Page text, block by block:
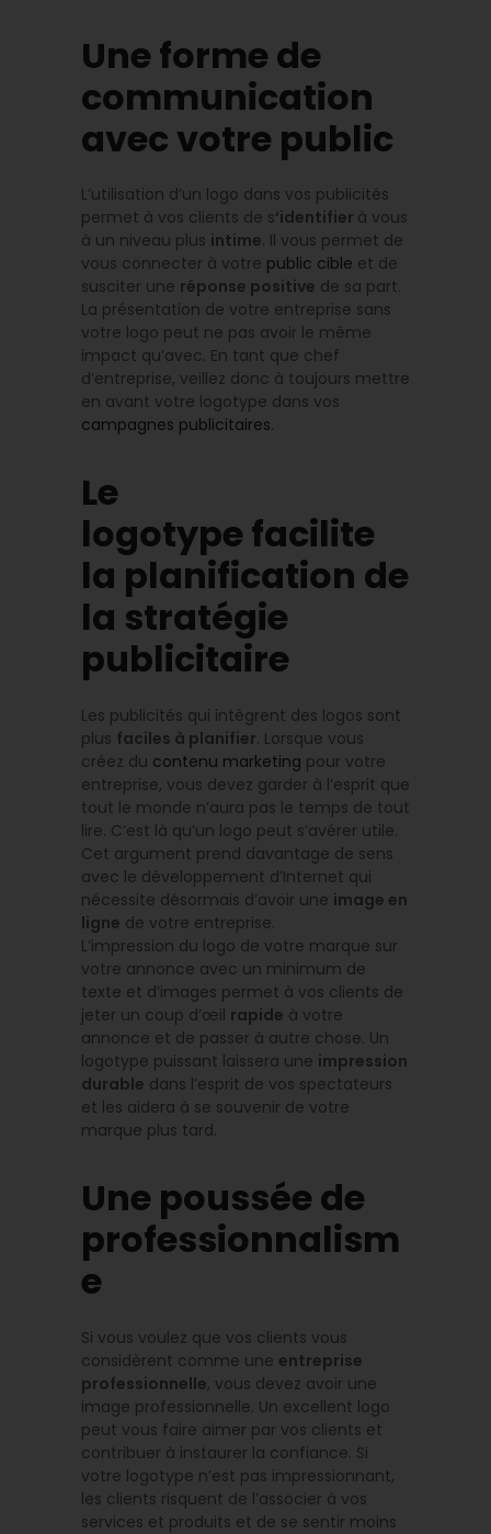
Une forme de
communication
avec votre public
L’utilisation d’un logo dans vos publicités
permet à vos clients de s‘identifier à vous
à un niveau plus intime. Il vous permet de
vous connecter à votre public cible et de
susciter une réponse positive de sa part.
La présentation de votre entreprise sans
votre logo peut ne pas avoir le même
impact qu’avec. En tant que chef
d’entreprise, veillez donc à toujours mettre
en avant votre logotype dans vos
campagnes publicitaires.
Le
logotype facilite
la planification de
la stratégie
publicitaire
Les publicités qui intègrent des logos sont
plus faciles à planifier. Lorsque vous
créez du contenu marketing pour votre
entreprise, vous devez garder à l’esprit que
tout le monde n’aura pas le temps de tout
lire. C’est là qu’un logo peut s’avérer utile.
Cet argument prend davantage de sens
avec le développement d’Internet qui
nécessite désormais d’avoir une image en
ligne de votre entreprise.
L’impression du logo de votre marque sur
votre annonce avec un minimum de
texte et d’images permet à vos clients de
jeter un coup d’œil rapide à votre
annonce et de passer à autre chose. Un
logotype puissant laissera une impression
durable dans l’esprit de vos spectateurs
et les aidera à se souvenir de votre
marque plus tard.
Une poussée de
professionnalism
e
Si vous voulez que vos clients vous
considèrent comme une entreprise
professionnelle, vous devez avoir une
image professionnelle. Un excellent logo
peut vous faire aimer par vos clients et
contribuer à instaurer la confiance. Si
votre logotype n’est pas impressionnant,
les clients risquent de l’associer à vos
services et produits et de se sentir moins